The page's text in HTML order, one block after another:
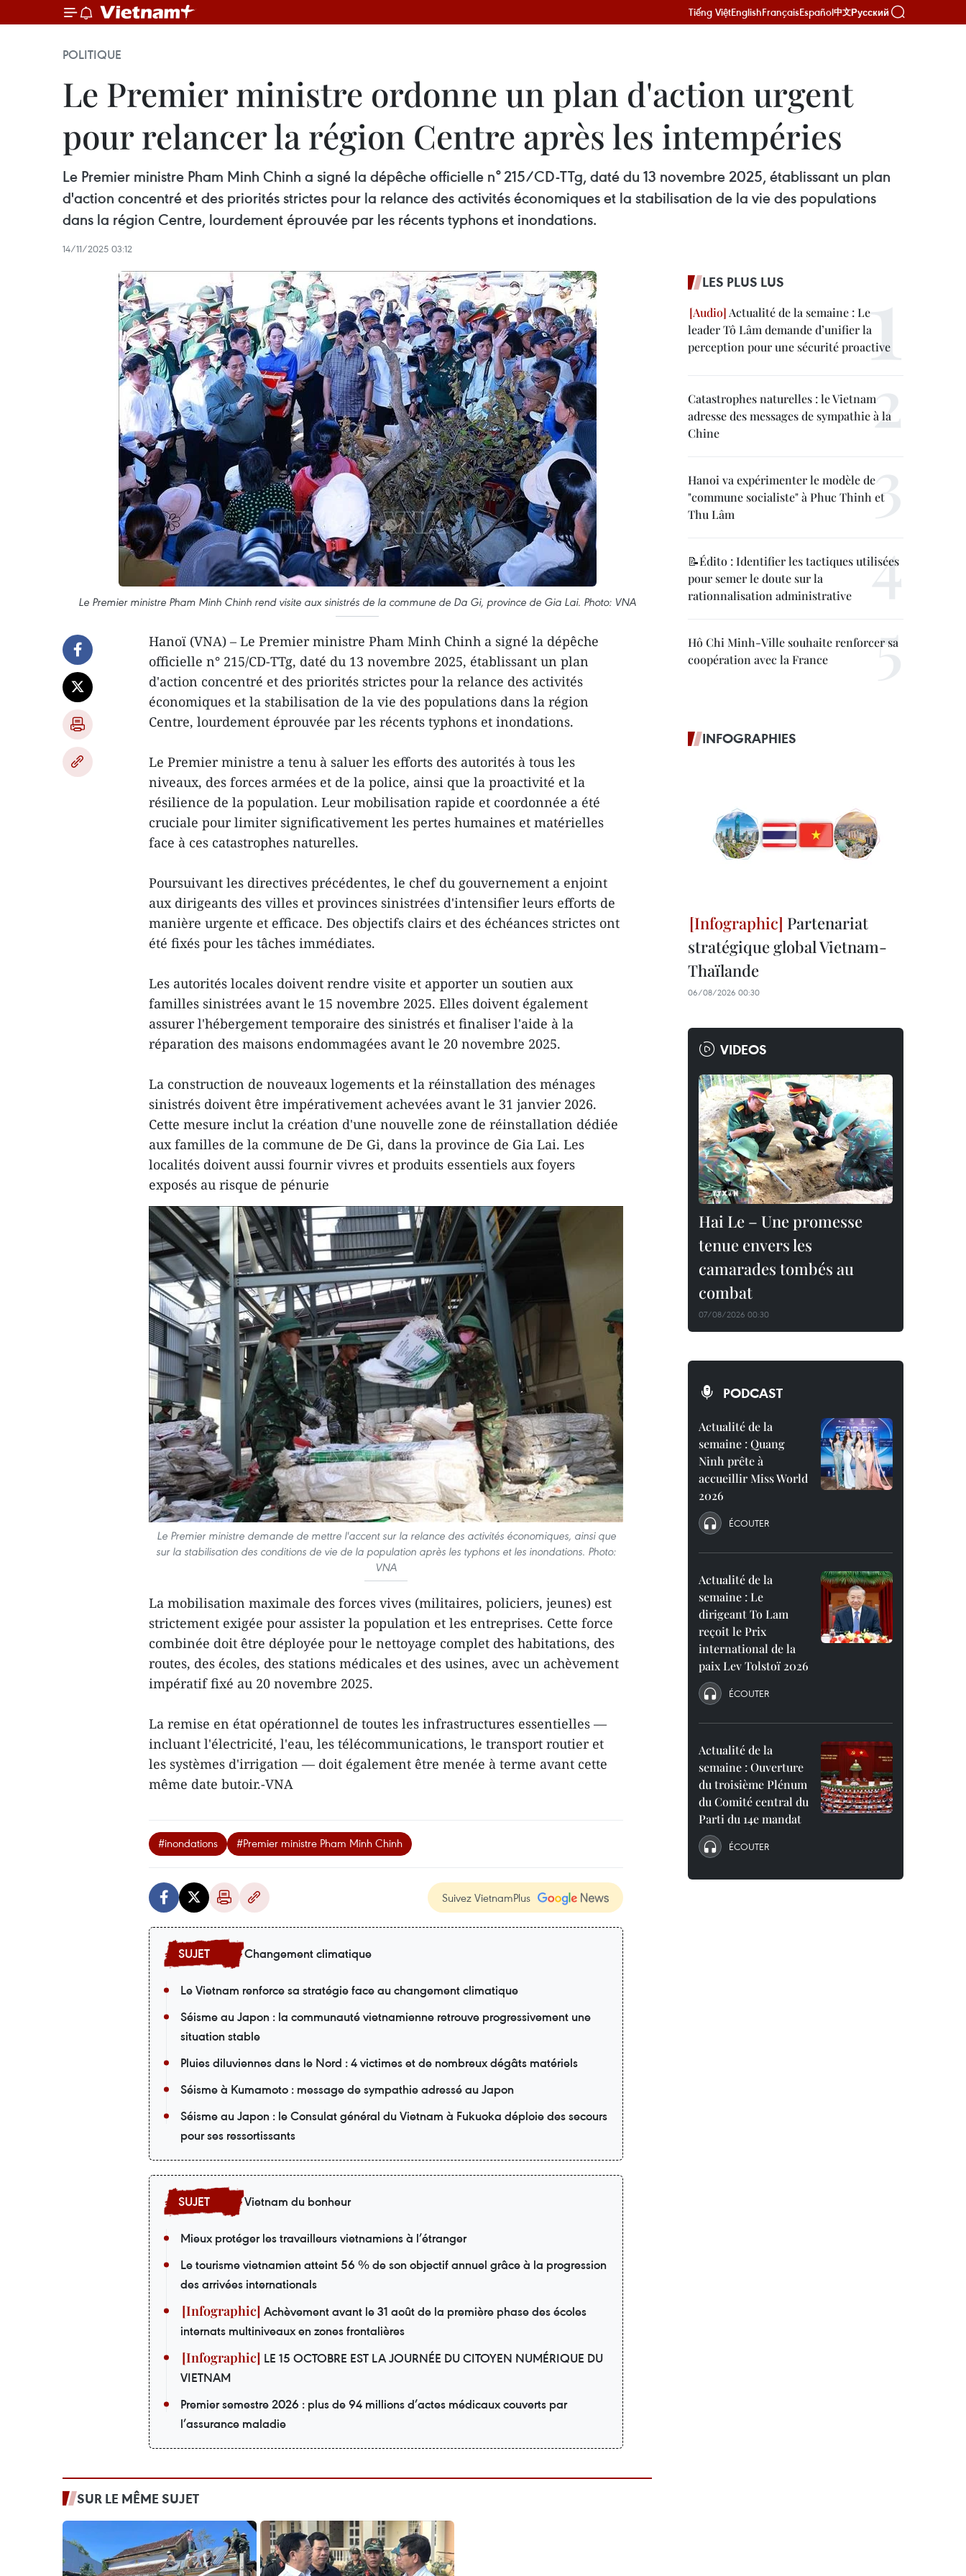
Tiếng ViệtEnglishFrançaisEspañol中文Русский
POLITIQUE
Le Premier ministre ordonne un plan d'action urgent
pour relancer la région Centre après les intempéries
Le Premier ministre Pham Minh Chinh a signé la dépêche officielle n° 215/CD-TTg, daté du 13 novembre 2025, établissant un plan
d'action concentré et des priorités strictes pour la relance des activités économiques et la stabilisation de la vie des populations
dans la région Centre, lourdement éprouvée par les récents typhons et inondations.
14/11/2025 03:12
Le Premier ministre Pham Minh Chinh rend visite aux sinistrés de la commune de Da Gi, province de Gia Lai. Photo: VNA
Hanoï (VNA) – Le Premier ministre Pham Minh Chinh a signé la dépêche
officielle n° 215/CD-TTg, daté du 13 novembre 2025, établissant un plan
d'action concentré et des priorités strictes pour la relance des activités
économiques et la stabilisation de la vie des populations dans la région
Centre, lourdement éprouvée par les récents typhons et inondations.
Le Premier ministre a tenu à saluer les efforts des autorités à tous les
niveaux, des forces armées et de la police, ainsi que la proactivité et la
résilience de la population. Leur mobilisation rapide et coordonnée a été
cruciale pour limiter significativement les pertes humaines et matérielles
face à ces catastrophes naturelles.
Poursuivant les directives précédentes, le chef du gouvernement a enjoint
aux dirigeants des villes et provinces sinistrées d'intensifier leurs efforts de
manière urgente et efficace. Des objectifs clairs et des échéances strictes ont
été fixés pour les tâches immédiates.
Les autorités locales doivent rendre visite et apporter un soutien aux
familles sinistrées avant le 15 novembre 2025. Elles doivent également
assurer l'hébergement temporaire des sinistrés et finaliser l'aide à la
réparation des maisons endommagées avant le 20 novembre 2025.
La construction de nouveaux logements et la réinstallation des ménages
sinistrés doivent être impérativement achevées avant le 31 janvier 2026.
Cette mesure inclut la création d'une nouvelle zone de réinstallation dédiée
aux familles de la commune de De Gi, dans la province de Gia Lai. Les
localités doivent aussi fournir vivres et produits essentiels aux foyers
exposés au risque de pénurie
Le Premier ministre demande de mettre l'accent sur la relance des activités économiques, ainsi que
sur la stabilisation des conditions de vie de la population après les typhons et les inondations. Photo:
VNA
La mobilisation maximale des forces vives (militaires, policiers, jeunes) est
strictement exigée pour assister la population et les entreprises. Cette force
combinée doit être déployée pour le nettoyage complet des habitations, des
routes, des écoles, des stations médicales et des usines, avec un achèvement
impératif fixé au 20 novembre 2025.
La remise en état opérationnel de toutes les infrastructures essentielles —
incluant l'électricité, l'eau, les télécommunications, le transport routier et
les systèmes d'irrigation — doit également être menée à terme avant cette
même date butoir.-VNA
#inondations #Premier ministre Pham Minh Chinh
Suivez VietnamPlus
Changement climatique
Le Vietnam renforce sa stratégie face au changement climatique
Séisme au Japon : la communauté vietnamienne retrouve progressivement une
situation stable
Pluies diluviennes dans le Nord : 4 victimes et de nombreux dégâts matériels
Séisme à Kumamoto : message de sympathie adressé au Japon
Séisme au Japon : le Consulat général du Vietnam à Fukuoka déploie des secours
pour ses ressortissants
Vietnam du bonheur
Mieux protéger les travailleurs vietnamiens à l’étranger
Le tourisme vietnamien atteint 56 % de son objectif annuel grâce à la progression
des arrivées internationals
Achèvement avant le 31 août de la première phase des écoles
internats multiniveaux en zones frontalières
LE 15 OCTOBRE EST LA JOURNÉE DU CITOYEN NUMÉRIQUE DU
VIETNAM
Premier semestre 2026 : plus de 94 millions d’actes médicaux couverts par
l’assurance maladie
SUR LE MÊME SUJET
LES PLUS LUS
Actualité de la semaine : Le
leader Tô Lâm demande d’unifier la
perception pour une sécurité proactive
Catastrophes naturelles : le Vietnam
adresse des messages de sympathie à la
Chine
Hanoi va expérimenter le modèle de
"commune socialiste" à Phuc Thinh et
Thu Lâm
📝Édito : Identifier les tactiques utilisées
pour semer le doute sur la
rationnalisation administrative
Hô Chi Minh-Ville souhaite renforcer sa
coopération avec la France
INFOGRAPHIES
Partenariat
stratégique global Vietnam-
Thaïlande
06/08/2026 00:30
VIDEOS
Hai Le – Une promesse
tenue envers les
camarades tombés au
combat
07/08/2026 00:30
PODCAST
Actualité de la
semaine : Quang
Ninh prête à
accueillir Miss World
2026
ÉCOUTER
Actualité de la
semaine : Le
dirigeant To Lam
reçoit le Prix
international de la
paix Lev Tolstoï 2026
ÉCOUTER
Actualité de la
semaine : Ouverture
du troisième Plénum
du Comité central du
Parti du 14e mandat
ÉCOUTER